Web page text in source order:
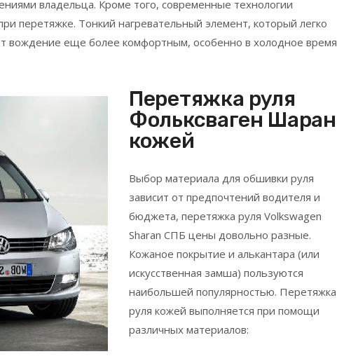
владельца. Кроме того, современные технологии
перетяжке. Тонкий нагревательный элемент, который легко
вождение еще более комфортным, особенно в холодное время
Перетяжка руля
Фольксваген Шаран
кожей
Выбор материала для обшивки руля
зависит от предпочтений водителя и
бюджета, перетяжка руля Volkswagen
Sharan СПБ цены довольно разные.
Кожаное покрытие и алькантара (или
искусственная замша) пользуются
наибольшей популярностью. Перетяжка
руля кожей выполняется при помощи
различных материалов: